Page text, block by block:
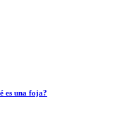
es una foja?